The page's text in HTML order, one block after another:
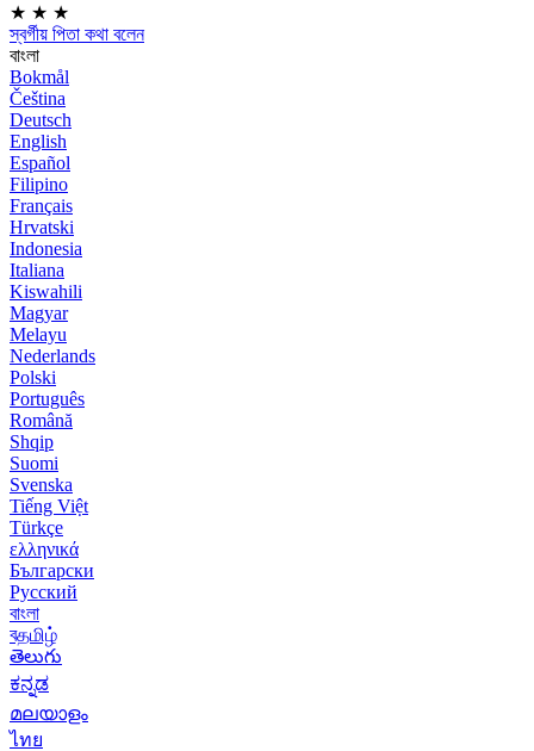
★ ★ ★
স্বর্গীয় পিতা কথা বলেন
বাংলা
Bokmål
Čeština
Deutsch
English
Español
Filipino
Français
Hrvatski
Indonesia
Italiana
Kiswahili
Magyar
Melayu
Nederlands
Polski
Português
Română
Shqip
Suomi
Svenska
Tiếng Việt
Türkçe
ελληνικά
Български
Русский
বাংলা
বதமிழ்
తెలుగు
ಕನ್ನಡ
മലയാളം
ไทย